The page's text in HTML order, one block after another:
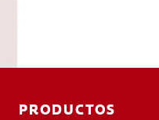
PRODUCTOS